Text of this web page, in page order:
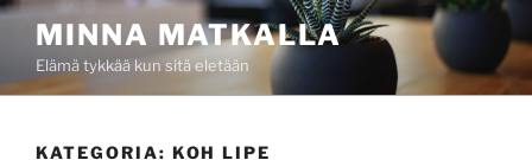
Siirry
sisältöönMINNA MATKALLA
Elämä tykkää kun sitä eletään
KATEGORIA: KOH LIPE